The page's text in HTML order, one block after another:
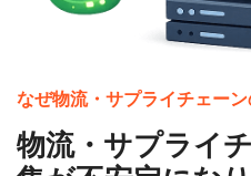
なぜ物流・サプライチェー
物流・サプライ